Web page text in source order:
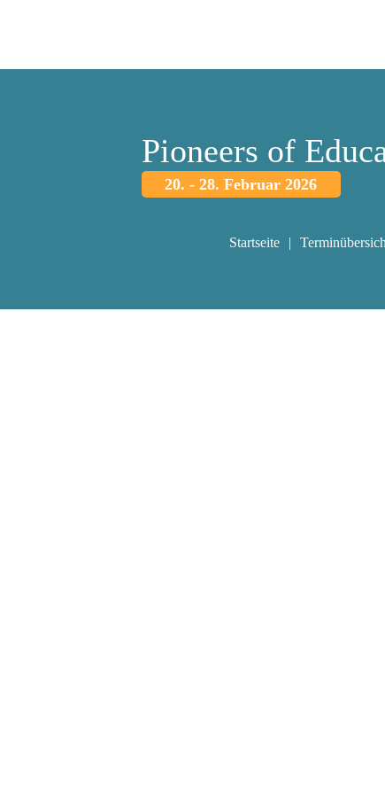
Pioneers of
20. - 28. Februar 2026
Startseite